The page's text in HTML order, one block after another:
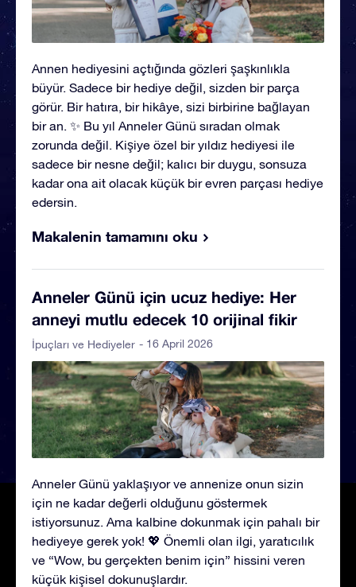
Annen hediyesini açtığında gözleri şaşkınlıkla
büyür. Sadece bir hediye değil, sizden bir parça
görür. Bir hatıra, bir hikâye, sizi birbirine bağlayan
bir an. ✨ Bu yıl Anneler Günü sıradan olmak
zorunda değil. Kişiye özel bir yıldız hediyesi ile
sadece bir nesne değil; kalıcı bir duygu, sonsuza
kadar ona ait olacak küçük bir evren parçası hediye
edersin.
Makalenin tamamını oku
Anneler Günü için ucuz hediye: Her
anneyi mutlu edecek 10 orijinal fikir
İpuçları ve Hediyeler - 16 April 2026
Anneler Günü yaklaşıyor ve annenize onun sizin
için ne kadar değerli olduğunu göstermek
istiyorsunuz. Ama kalbine dokunmak için pahalı bir
hediyeye gerek yok! 💖 Önemli olan ilgi, yaratıcılık
ve “Wow, bu gerçekten benim için” hissini veren
küçük kişisel dokunuşlardır.